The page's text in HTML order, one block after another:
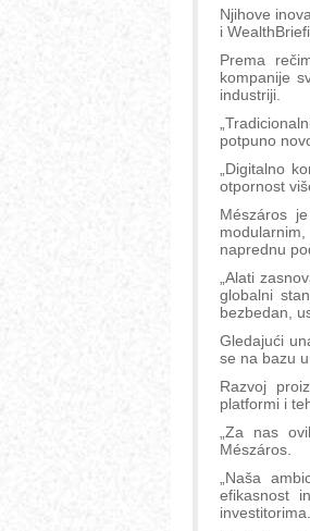
Njihove
i
Prema
kompanije
industriji.
potpuno
„Digitalno
otpornost
Mészáros
naprednu
„Alati
globalni
bezbedan,
Gledajući
se na bazu
Razvoj
platformi i
„Za nas
Mészáros.
„Naša
efikasnost